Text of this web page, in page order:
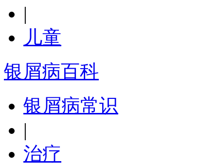
|
儿童
银屑病百科
银屑病常识
|
治疗